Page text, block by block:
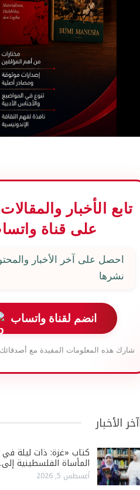
تابع الأخبار
على قناة
احصل على آخر الأخبار
نشرها
انضم لقناة واتساب
شارك هذه المعلومات المفيدة مع
آخر الأخبار
كتاب «غزة: ذات ليلة في
المأساة الفلسطينية
أغسطس 5, 2026